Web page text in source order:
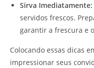
Sirva Imediatamente:
servidos frescos.
garantir a frescura e
Colocando essas dicas
impressionar seus